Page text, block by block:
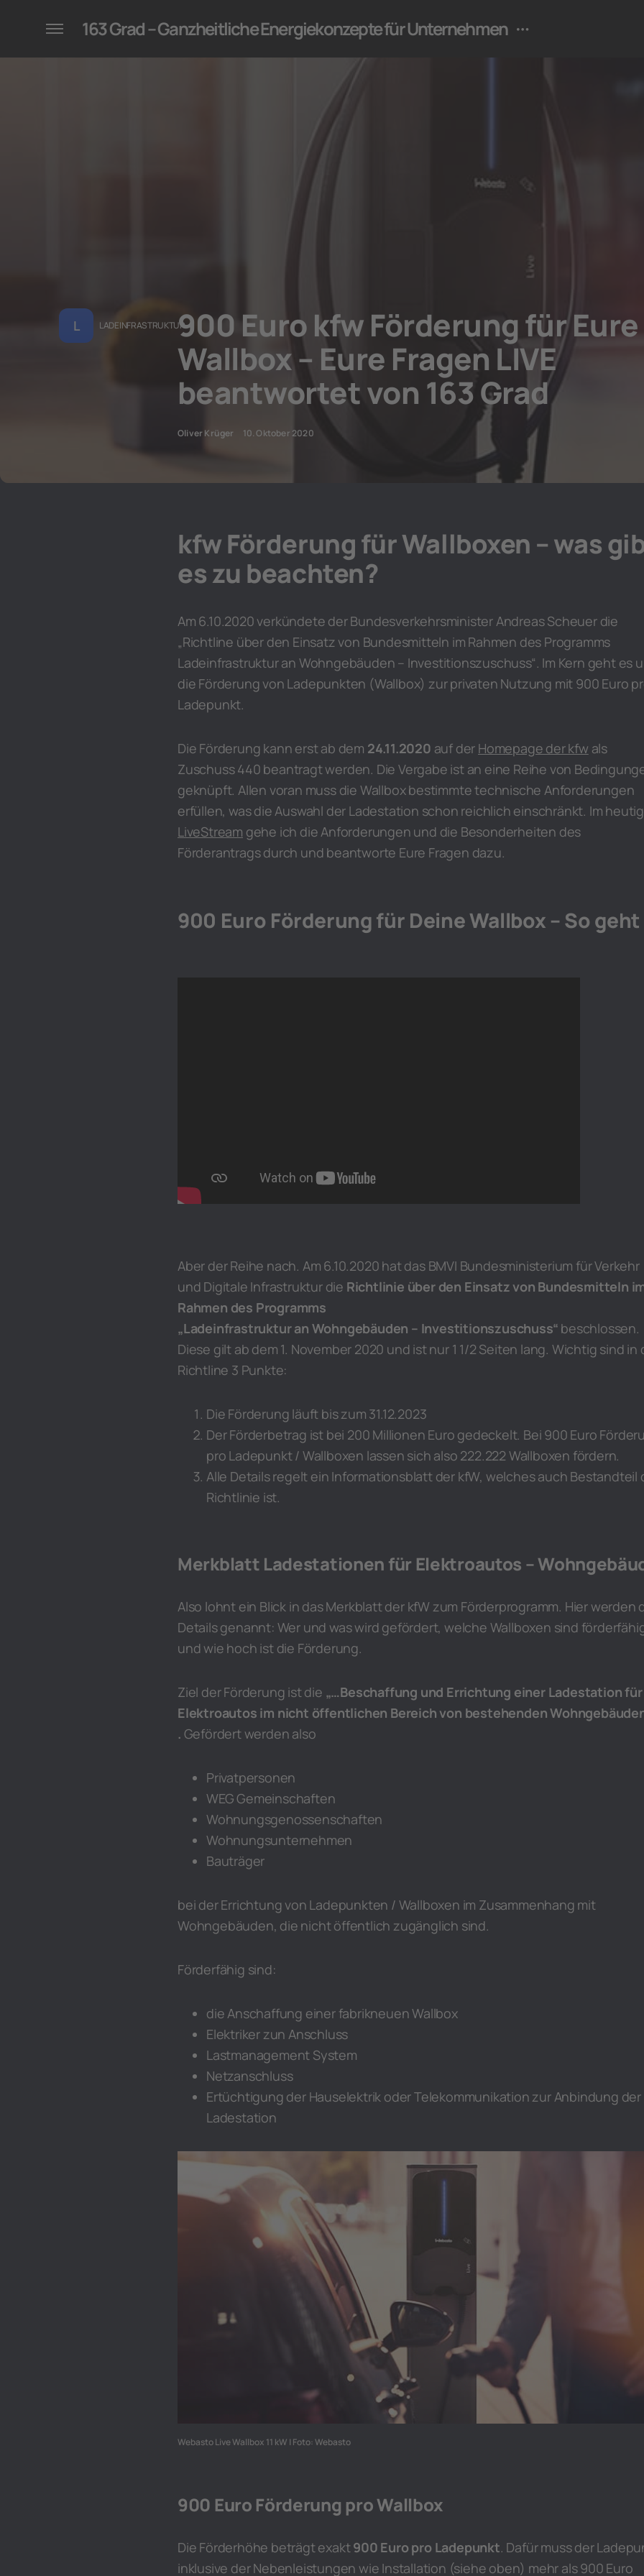
für Unternehmen
163 Grad – Ganzheitliche Energiekonzepte für Unternehmen
L LADEINFRASTRUKTUR900 Euro kfw Förderung für Eure
Wallbox – Eure Fragen LIVE
beantwortet von 163 Grad
Oliver Krüger 10. Oktober 2020
kfw Förderung für Wallboxen – was
es zu beachten?
Am 6.10.2020 verkündete der Bundesverkehrsminister Andreas Scheuer die
„Richtline über den Einsatz von Bundesmitteln im Rahmen des Programms
Ladeinfrastruktur an Wohngebäuden – Investitionszuschuss“. Im Kern geht es
die Förderung von Ladepunkten (Wallbox) zur privaten Nutzung mit 900 Euro
Ladepunkt.
Die Förderung kann erst ab dem 24.11.2020 auf der Homepage der kfw als
Zuschuss 440 beantragt werden. Die Vergabe ist an eine Reihe von
geknüpft. Allen voran muss die Wallbox bestimmte technische Anforderungen
erfüllen, was die Auswahl der Ladestation schon reichlich einschränkt. Im
LiveStream gehe ich die Anforderungen und die Besonderheiten des
Förderantrags durch und beantworte Eure Fragen dazu.
900 Euro Förderung für Deine Wallbox – So
Aber der Reihe nach. Am 6.10.2020 hat das BMVI Bundesministerium für Verkehr
und Digitale Infrastruktur die Richtlinie über den Einsatz von Bundesmitteln
Rahmen des Programms
„Ladeinfrastruktur an Wohngebäuden – Investitionszuschuss“ beschlossen.
Diese gilt ab dem 1. November 2020 und ist nur 1 1/2 Seiten lang. Wichtig sind in
Richtline 3 Punkte:
Die Förderung läuft bis zum 31.12.2023
Der Förderbetrag ist bei 200 Millionen Euro gedeckelt. Bei 900 Euro
pro Ladepunkt / Wallboxen lassen sich also 222.222 Wallboxen fördern.
Alle Details regelt ein Informationsblatt der kfW, welches auch Bestandteil
Richtlinie ist.
Merkblatt Ladestationen für Elektroautos –
Also lohnt ein Blick in das Merkblatt der kfW zum Förderprogramm. Hier werden
Details genannt: Wer und was wird gefördert, welche Wallboxen sind
und wie hoch ist die Förderung.
Ziel der Förderung ist die „…Beschaffung und Errichtung einer Ladestation für
Elektroautos im nicht öffentlichen Bereich von bestehenden
. Gefördert werden also
Privatpersonen
WEG Gemeinschaften
Wohnungsgenossenschaften
Wohnungsunternehmen
Bauträger
bei der Errichtung von Ladepunkten / Wallboxen im Zusammenhang mit
Wohngebäuden, die nicht öffentlich zugänglich sind.
Förderfähig sind:
die Anschaffung einer fabrikneuen Wallbox
Elektriker zun Anschluss
Lastmanagement System
Netzanschluss
Ertüchtigung der Hauselektrik oder Telekommunikation zur Anbindung der
Ladestation
Webasto Live Wallbox 11 kW | Foto: Webasto
900 Euro Förderung pro Wallbox
Die Förderhöhe beträgt exakt900 Euro pro Ladepunkt. Dafür muss der
inklusive der Nebenleistungen wie Installation (siehe oben) mehr als 900 Euro